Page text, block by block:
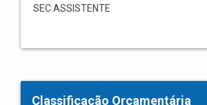
SEC ASSISTENTE
Classificação Orçamentária